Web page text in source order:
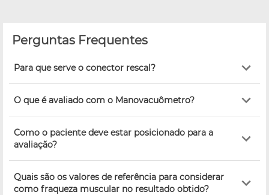
Perguntas Frequentes
Para que serve o conector rescal?
O que é avaliado com o Manovacuômetro?
Como o paciente deve estar posicionado para a
avaliação?
Quais são os valores de referência para considerar
como fraqueza muscular no resultado obtido?